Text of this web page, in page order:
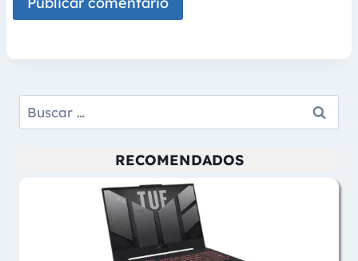
Buscar:
RECOMENDADOS